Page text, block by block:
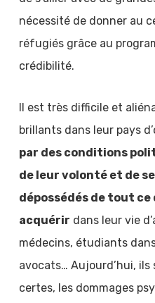
nécessité de donner au
réfugiés grâce au
crédibilité.
Il est très difficile et
brillants dans leur pays
par des conditions
de leur volonté et de
dépossédés de tout ce
acquérir dans leur vie
médecins, étudiants
avocats… Aujourd’hui,
certes, les dommages